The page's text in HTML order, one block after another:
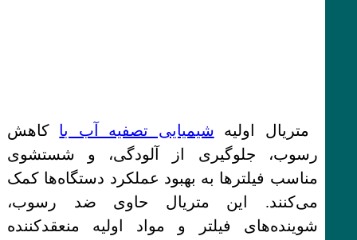
متریال اولیه شیمیایی تصفیه آب با کاهش
رسوب، جلوگیری از آلودگی، و شستشوی
مناسب فیلترها به بهبود عملکرد دستگاه‌ها کمک
می‌کنند. این متریال حاوی ضد رسوب،
شوینده‌های فیلتر و مواد اولیه منعقدکننده